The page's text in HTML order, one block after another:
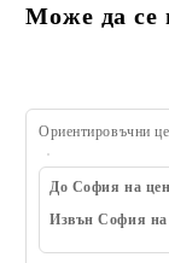
Може да се
Ориентировъчни
До София на
Извън София на